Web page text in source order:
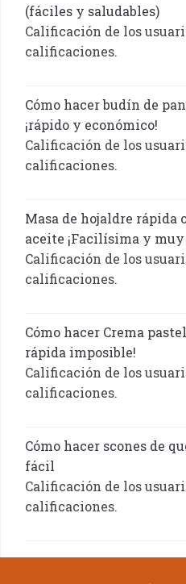
(fáciles y saludables)
Calificación de los
calificaciones.
Cómo hacer budín de
¡rápido y económico!
Calificación de los
calificaciones.
Masa de hojaldre rápida
aceite ¡Facilísima y
Calificación de los
calificaciones.
Cómo hacer Crema
rápida imposible!
Calificación de los
calificaciones.
Cómo hacer scones de
fácil
Calificación de los
calificaciones.